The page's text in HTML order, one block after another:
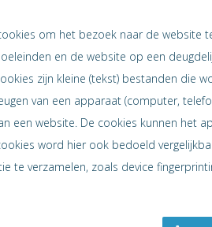
naar samen
om het bezoek naar de website
en de website op een
zijn kleine (tekst) bestanden die
van een apparaat (computer,
een website. De cookies kunnen het
word hier ook bedoeld
te verzamelen, zoals device